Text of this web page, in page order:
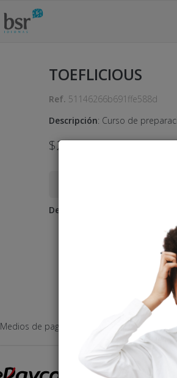
TOEFLICIOUS
Ref. 51146266b691ffe588d
Descripción: Curso de
$218.00USD
Desde
Medios de pago soportados